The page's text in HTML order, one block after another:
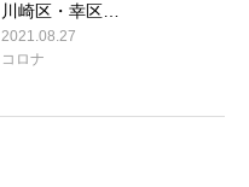
川崎区・幸区…
2021.08.27
コロナ